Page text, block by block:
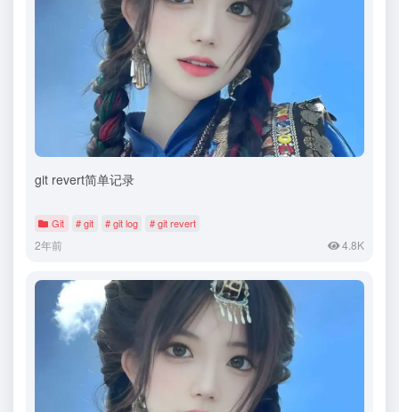
git revert简单记录
Git # git # git log # git revert
2年前 4.8K